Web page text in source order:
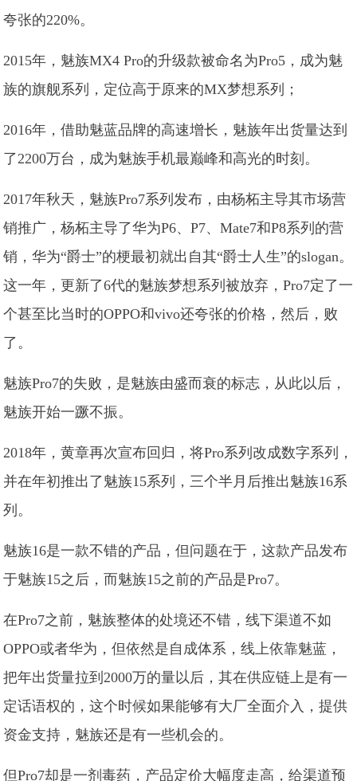
夸张的220%。
2015年，魅族MX4 Pro的升级款被命名为Pro5，成为魅
族的旗舰系列，定位高于原来的MX梦想系列；
2016年，借助魅蓝品牌的高速增长，魅族年出货量达到
了2200万台，成为魅族手机最巅峰和高光的时刻。
2017年秋天，魅族Pro7系列发布，由杨柘主导其市场营
销推广，杨柘主导了华为P6、P7、Mate7和P8系列的营
销，华为“爵士”的梗最初就出自其“爵士人生”的slogan。
这一年，更新了6代的魅族梦想系列被放弃，Pro7定了一
个甚至比当时的OPPO和vivo还夸张的价格，然后，败
了。
魅族Pro7的失败，是魅族由盛而衰的标志，从此以后，
魅族开始一蹶不振。
2018年，黄章再次宣布回归，将Pro系列改成数字系列，
并在年初推出了魅族15系列，三个半月后推出魅族16系
列。
魅族16是一款不错的产品，但问题在于，这款产品发布
于魅族15之后，而魅族15之前的产品是Pro7。
在Pro7之前，魅族整体的处境还不错，线下渠道不如
OPPO或者华为，但依然是自成体系，线上依靠魅蓝，
把年出货量拉到2000万的量以后，其在供应链上是有一
定话语权的，这个时候如果能够有大厂全面介入，提供
资金支持，魅族还是有一些机会的。
但Pro7却是一剂毒药，产品定价大幅度走高，给渠道预